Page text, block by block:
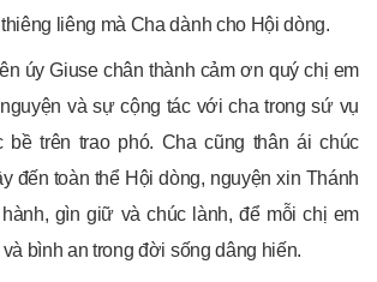
liêng mà Cha dành cho Hội dòng.
úy Giuse chân thành cảm ơn quý chị em
và sự cộng tác với cha trong sứ vụ
bề trên trao phó. Cha cũng thân ái chúc
đến toàn thể Hội dòng, nguyện xin Thánh
gìn giữ và chúc lành, để mỗi chị em
bình an trong đời sống dâng hiến.